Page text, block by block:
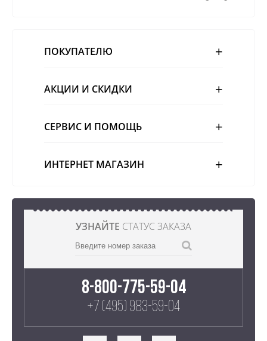
ПОКУПАТЕЛЮ
АКЦИИ И СКИДКИ
СЕРВИС И ПОМОЩЬ
ИНТЕРНЕТ МАГАЗИН
УЗНАЙТЕ СТАТУС ЗАКАЗА
8-800-775-59-04
+7 (495) 983-59-04